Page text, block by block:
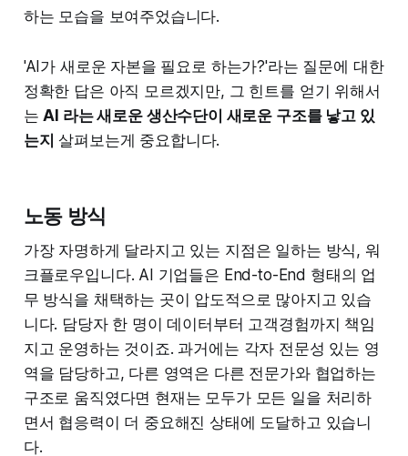
하는 모습을 보여주었습니다.
'AI가 새로운 자본을 필요로 하는가?'라는 질문에 대한
정확한 답은 아직 모르겠지만, 그 힌트를 얻기 위해서
는AI 라는 새로운 생산수단이 새로운 구조를 낳고 있
는지 살펴보는게 중요합니다.
노동 방식
가장 자명하게 달라지고 있는 지점은 일하는 방식, 워
크플로우입니다. AI 기업들은 End-to-End 형태의 업
무 방식을 채택하는 곳이 압도적으로 많아지고 있습
니다. 담당자 한 명이 데이터부터 고객경험까지 책임
지고 운영하는 것이죠. 과거에는 각자 전문성 있는 영
역을 담당하고, 다른 영역은 다른 전문가와 협업하는
구조로 움직였다면 현재는 모두가 모든 일을 처리하
면서 협응력이 더 중요해진 상태에 도달하고 있습니
다.